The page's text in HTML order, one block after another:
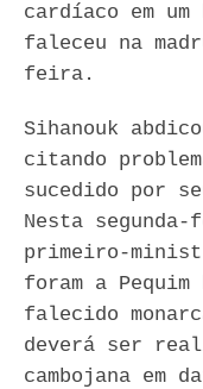
cardíaco em
faleceu na
feira.
Sihanouk
citando
sucedido por
Nesta
primeiro-
foram a
falecido
deverá ser
cambojana em